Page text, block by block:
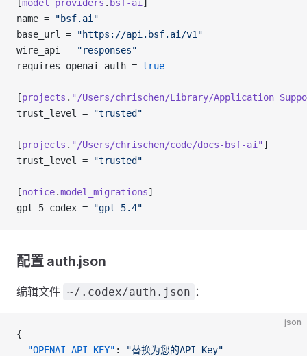
[model_providers . bsf-ai ]
name =
"bsf.ai"
base_url =
"https://api.bsf.ai/v1"
wire_api =
"responses"
requires_openai_auth = true
[projects . "/Users/chrischen/Library/Application
trust_level =
"trusted"
[projects . "/Users/chrischen/code/docs-bsf-ai" ]
trust_level =
"trusted"
[notice.model_migrations]
gpt-5-codex =
"gpt-5.4"
配置 auth.json
编辑文件 ~/.codex/auth.json ：
json
{
  "OPENAI_API_KEY"
:
"替换为您的API Key"